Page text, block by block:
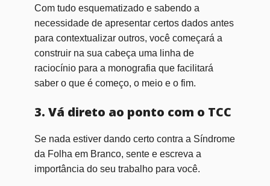
Com tudo esquematizado e sabendo a
necessidade de apresentar certos dados antes
para contextualizar outros, você começará a
construir na sua cabeça uma linha de
raciocínio para a monografia que facilitará
saber o que é começo, o meio e o fim.
3. Vá direto ao ponto com o TCC
Se nada estiver dando certo contra a Síndrome
da Folha em Branco, sente e escreva a
importância do seu trabalho para você.